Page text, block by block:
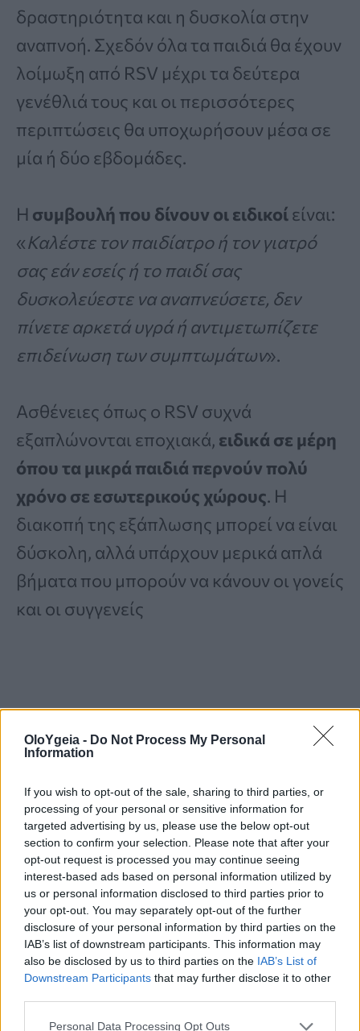
OloYgeia - Do Not Process My Personal
Information
If you wish to opt-out of the sale, sharing to third parties, or
processing of your personal or sensitive information for
targeted advertising by us, please use the below opt-out
section to confirm your selection. Please note that after your
opt-out request is processed you may continue seeing
interest-based ads based on personal information utilized by
us or personal information disclosed to third parties prior to
your opt-out. You may separately opt-out of the further
disclosure of your personal information by third parties on the
IAB’s list of downstream participants. This information may
also be disclosed by us to third parties on the IAB’s List of
Downstream Participants that may further disclose it to other
Personal Data Processing Opt Outs
δραστηριότητα και η δυσκολία στην
αναπνοή. Σχεδόν όλα τα παιδιά θα έχουν
λοίμωξη από RSV μέχρι τα δεύτερα
γενέθλιά τους και οι περισσότερες
περιπτώσεις θα υποχωρήσουν μέσα σε
μία ή δύο εβδομάδες.
Η συμβουλή που δίνουν οι ειδικοίείναι:
«Καλέστε τον παιδίατρο ή τον γιατρό
σας εάν εσείς ή το παιδί σας
δυσκολεύεστε να αναπνεύσετε, δεν
πίνετε αρκετά υγρά ή αντιμετωπίζετε
επιδείνωση των συμπτωμάτων».
Ασθένειες όπως ο RSV συχνά
εξαπλώνονται εποχιακά, ειδικά σε μέρη
όπου τα μικρά παιδιά περνούν πολύ
χρόνο σε εσωτερικούς χώρους. Η
διακοπή της εξάπλωσης μπορεί να είναι
δύσκολη, αλλά υπάρχουν μερικά απλά
βήματα που μπορούν να κάνουν οι γονείς
και οι συγγενείς
RSV ΧΕΙΜΏΝΑΣ
Just in